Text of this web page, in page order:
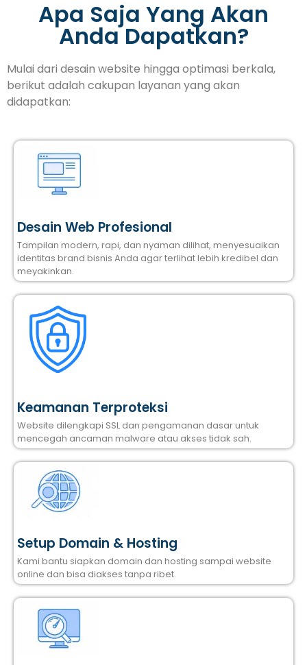
Apa Saja Yang Akan
Anda Dapatkan?
Mulai dari desain website hingga optimasi berkala,
berikut adalah cakupan layanan yang akan
didapatkan:
Desain Web Profesional
Tampilan modern, rapi, dan nyaman dilihat, menyesuaikan
identitas brand bisnis Anda agar terlihat lebih kredibel dan
meyakinkan.
Keamanan Terproteksi
Website dilengkapi SSL dan pengamanan dasar untuk
mencegah ancaman malware atau akses tidak sah.
Setup Domain & Hosting
Kami bantu siapkan domain dan hosting sampai website
online dan bisa diakses tanpa ribet.